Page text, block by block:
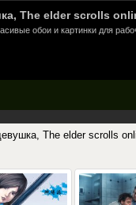
The elder scrolls
обои и картинки для
The elder scrolls